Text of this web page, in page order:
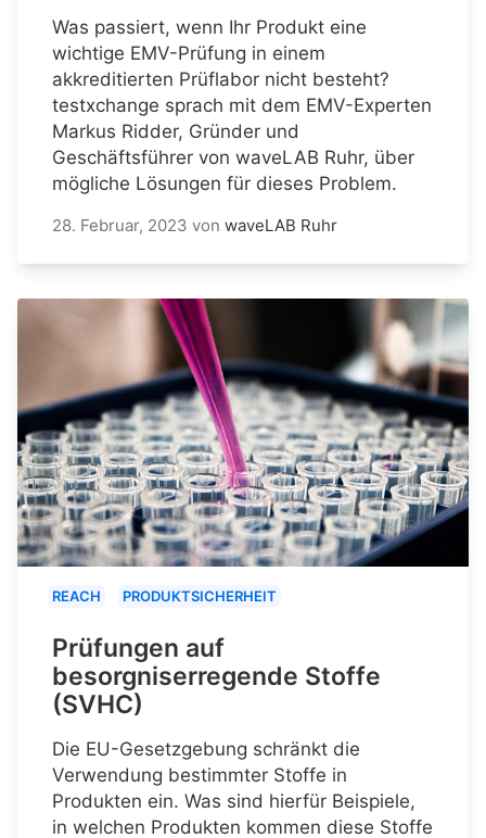
Was passiert, wenn Ihr Produkt eine
wichtige EMV-Prüfung in einem
akkreditierten Prüflabor nicht besteht?
testxchange sprach mit dem EMV-Experten
Markus Ridder, Gründer und
Geschäftsführer von waveLAB Ruhr, über
mögliche Lösungen für dieses Problem.
28. Februar, 2023 von waveLAB Ruhr
REACH PRODUKTSICHERHEIT
Prüfungen auf
besorgniserregende Stoffe
(SVHC)
Die EU-Gesetzgebung schränkt die
Verwendung bestimmter Stoffe in
Produkten ein. Was sind hierfür Beispiele,
in welchen Produkten kommen diese Stoffe